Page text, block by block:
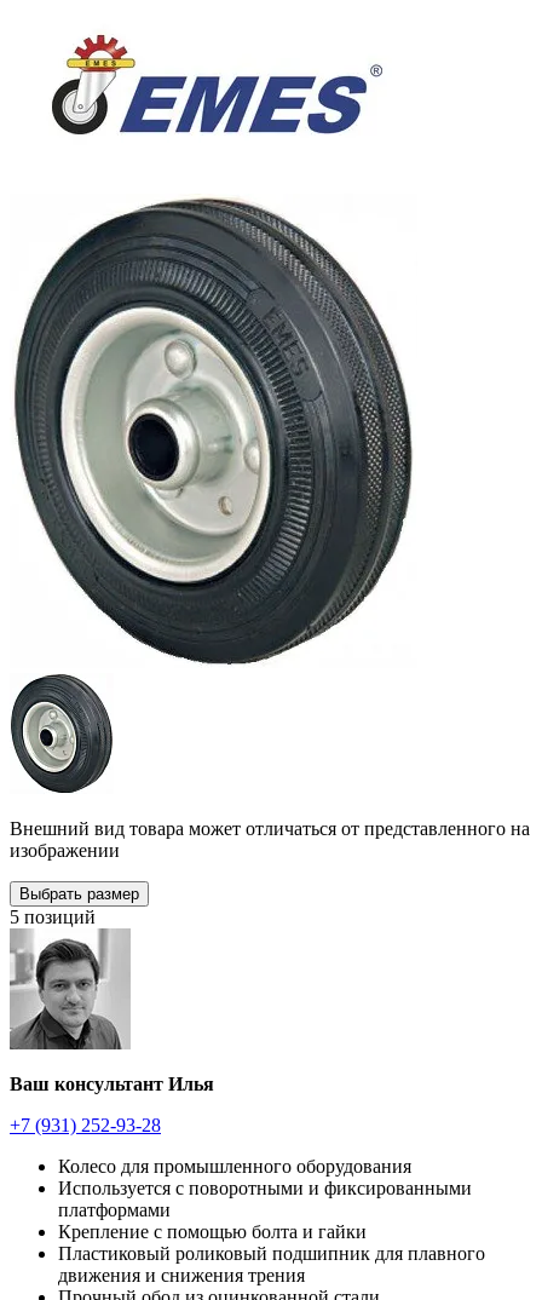
Внешний вид товара может отличаться от представленного на
изображении
Выбрать размер
5 позиций
Ваш консультант Илья
+7 (931) 252-93-28
Колесо для промышленного оборудования
Используется с поворотными и фиксированными
платформами
Крепление с помощью болта и гайки
Пластиковый роликовый подшипник для плавного
движения и снижения трения